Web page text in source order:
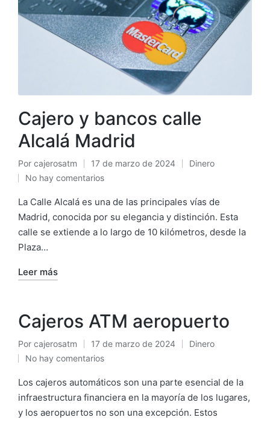
Cajero y bancos calle
Alcalá Madrid
Publicado
por
Por cajerosatm 17 de marzo de 2024
Publicado
Dinero
No hay comentarios
La Calle Alcalá es una de las principales vías de
Madrid, conocida por su elegancia y distinción. Esta
calle se extiende a lo largo de 10 kilómetros, desde la
Plaza…
Leer más
Cajeros ATM aeropuerto
Publicado
por
Por cajerosatm 17 de marzo de 2024
Publicado
Dinero
No hay comentarios
Los cajeros automáticos son una parte esencial de la
infraestructura financiera en la mayoría de los lugares,
y los aeropuertos no son una excepción. Estos